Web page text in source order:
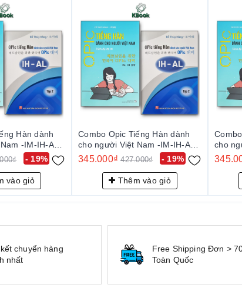
BÀI TRẢ LỜI MẪU THEO CHỦ ĐỀ
(trung cao cấp)
PHÁ và CHỦ ĐỀ BẠN LUẬN
- 19%
Hàn dành
-IM-IH-AL
Thúy Hằng -
vào giỏ
- 19%
Combo Opic Tiếng Hàn dành
cho người Việt Nam -IM-IH-AL
(Tập 1+2) - Cô Đỗ Thúy Hằng -
Sách Gốc Xịn
345.000₫ 427.000₫
Thêm vào giỏ
cho
(Tập
Sách
chuyển hàng
nhất
Free Shipping Đơn >
Toàn Quốc